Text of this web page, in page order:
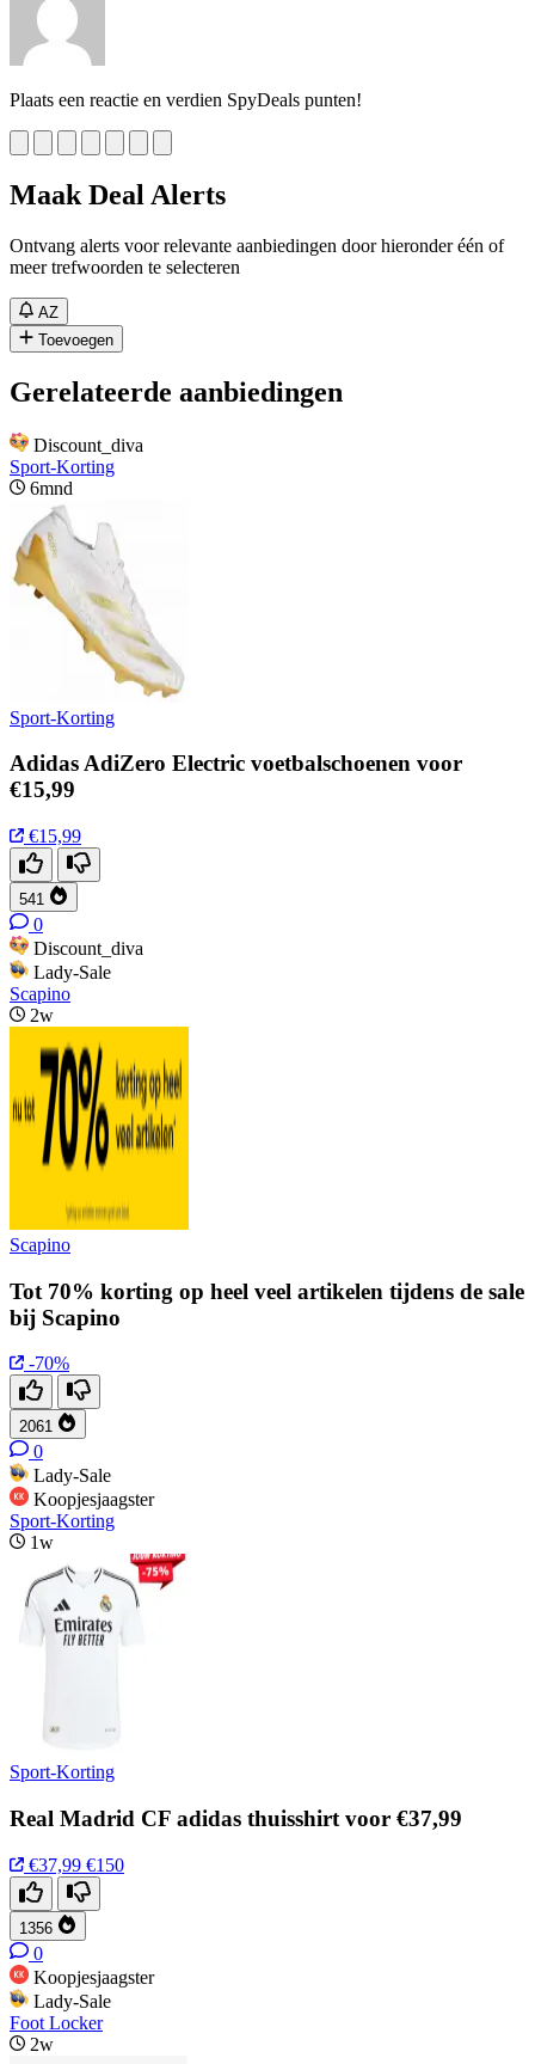
Plaats een reactie en verdien SpyDeals punten!
Maak Deal Alerts
Ontvang alerts voor relevante aanbiedingen door hieronder één of
meer trefwoorden te selecteren
AZ
Toevoegen
Gerelateerde aanbiedingen
Discount_diva
Sport-Korting
6mnd
Sport-Korting
Adidas AdiZero Electric voetbalschoenen voor
€15,99
€15,99
541
0
Discount_diva
Lady-Sale
Scapino
2w
Scapino
Tot 70% korting op heel veel artikelen tijdens de sale
bij Scapino
-70%
2061
0
Lady-Sale
Koopjesjaagster
Sport-Korting
1w
Sport-Korting
Real Madrid CF adidas thuisshirt voor €37,99
€37,99 €150
1356
0
Koopjesjaagster
Lady-Sale
Foot Locker
2w